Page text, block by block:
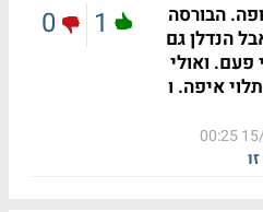
הבורסה
הנדלן גם
פעם. ואולי
איפה. ו
15/
1
0